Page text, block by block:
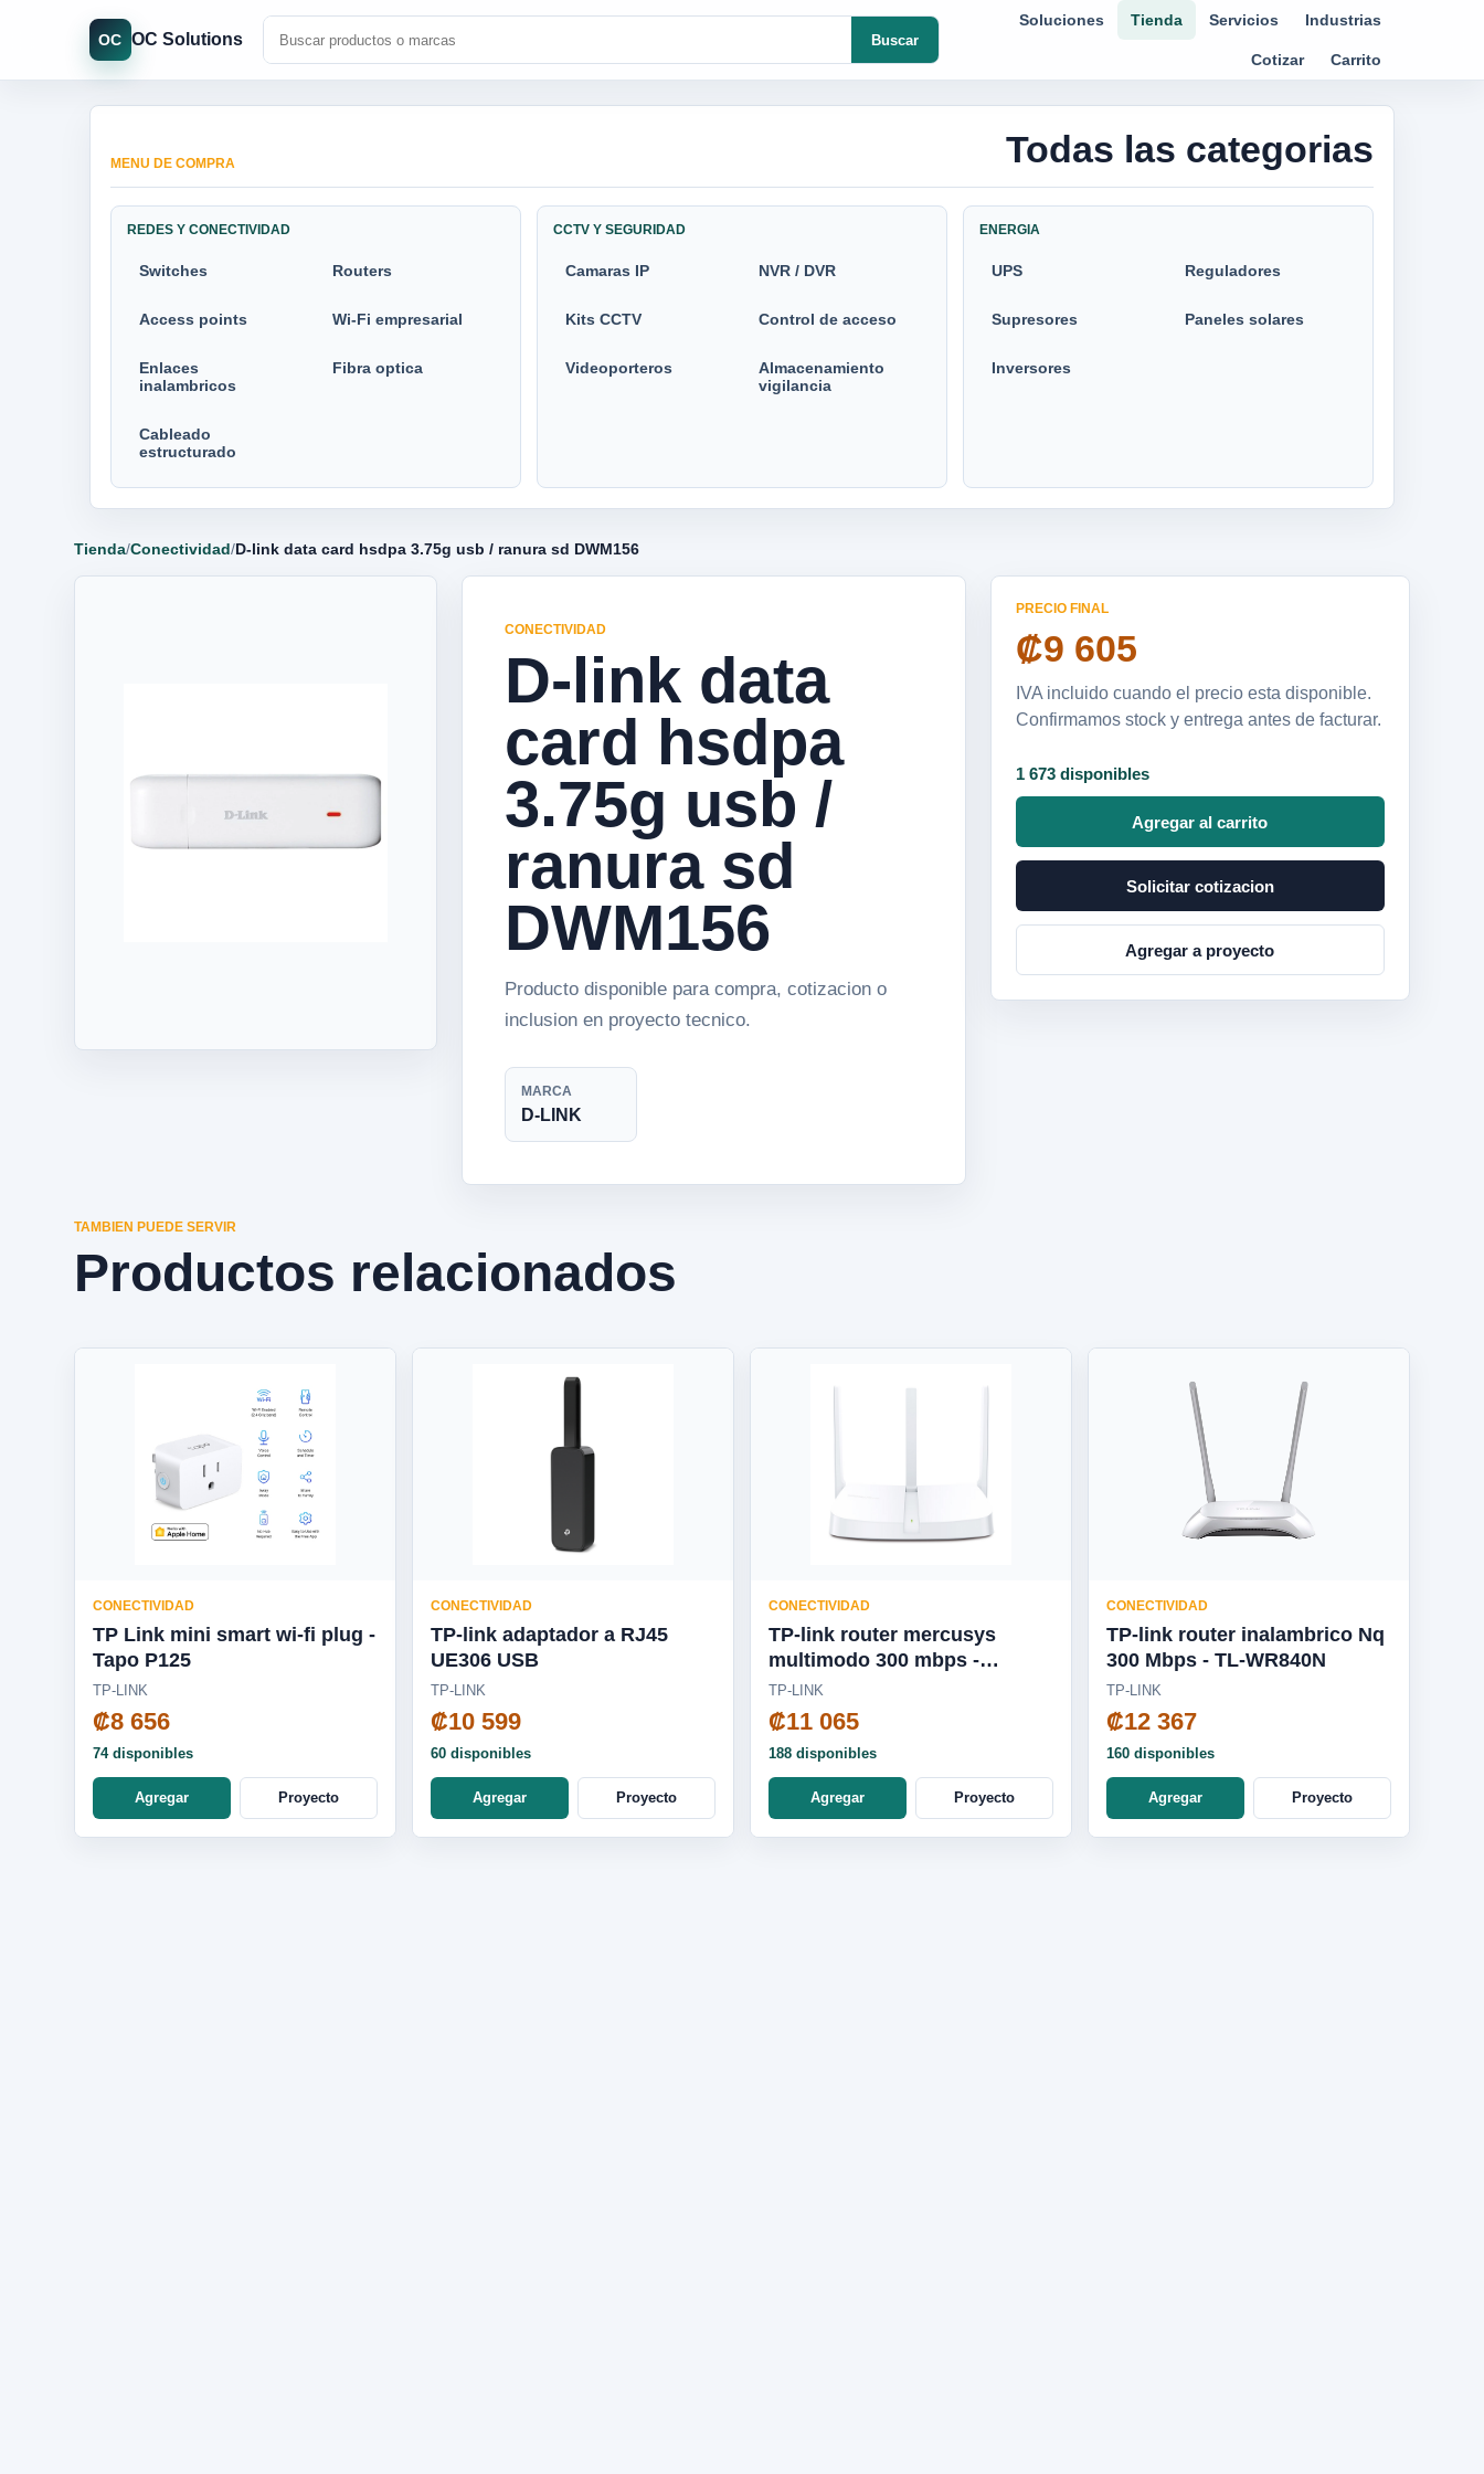
OC OC Solutions Buscar
Soluciones Tienda Servicios Industrias
Cotizar Carrito
MENU DE COMPRA Todas las categorias
REDES Y CONECTIVIDAD
Switches Routers
Access points Wi-Fi empresarial
Enlaces
inalambricos
Fibra optica
Cableado
estructurado
CCTV Y SEGURIDAD
Camaras IP NVR / DVR
Kits CCTV Control de acceso
Videoporteros
Almacenamiento
vigilancia
ENERGIA
UPS Reguladores
Supresores Paneles solares
Inversores
Tienda/Conectividad/D-link data card hsdpa 3.75g usb / ranura sd DWM156
CONECTIVIDAD
D-link data
card hsdpa
3.75g usb /
ranura sd
DWM156
Producto disponible para compra, cotizacion o
inclusion en proyecto tecnico.
MARCA
D-LINK
PRECIO FINAL
₡9 605
IVA incluido cuando el precio esta disponible.
Confirmamos stock y entrega antes de facturar.
1 673 disponibles
Agregar al carrito
Solicitar cotizacion
Agregar a proyecto
TAMBIEN PUEDE SERVIR
Productos relacionados
CONECTIVIDAD
TP Link mini smart wi-fi plug -
Tapo P125
TP-LINK
₡8 656
74 disponibles
Agregar Proyecto
CONECTIVIDAD
TP-link adaptador a RJ45
UE306 USB
TP-LINK
₡10 599
60 disponibles
Agregar Proyecto
CONECTIVIDAD
TP-link router mercusys
multimodo 300 mbps -
MW306R
TP-LINK
₡11 065
188 disponibles
Agregar Proyecto
CONECTIVIDAD
TP-link router inalambrico Nq
300 Mbps - TL-WR840N
TP-LINK
₡12 367
160 disponibles
Agregar Proyecto